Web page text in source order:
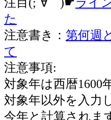
た
注意書き： 第何週
て
注意事項:
対象年は西暦1600
対象年以外を入力
今年と計算されま